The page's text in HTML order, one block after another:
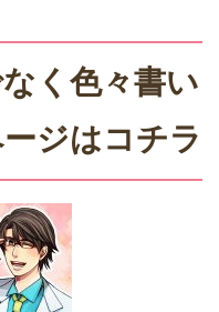
く色々書い
ジはコチラ